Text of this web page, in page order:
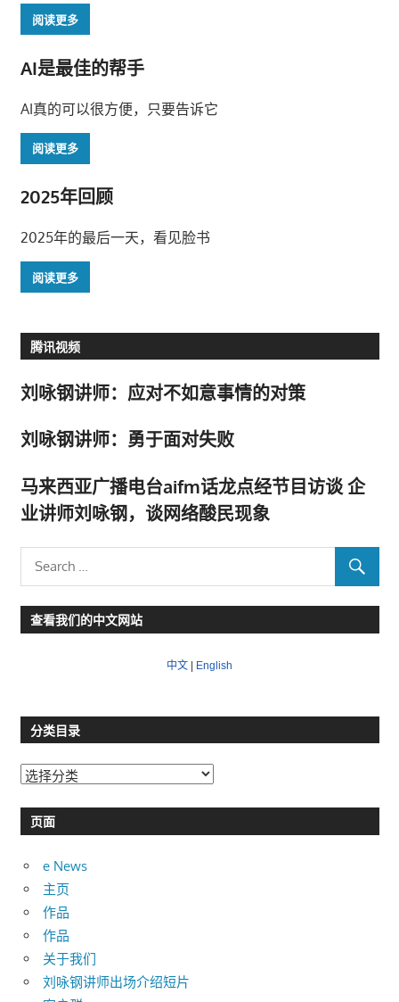
阅读更多
AI是最佳的帮手
AI真的可以很方便，只要告诉它
阅读更多
2025年回顾
2025年的最后一天，看见脸书
阅读更多
腾讯视频
刘咏钢讲师：应对不如意事情的对策
刘咏钢讲师：勇于面对失败
马来西亚广播电台aifm话龙点经节目访谈 企
业讲师刘咏钢，谈网络酸民现象
查看我们的中文网站
中文 English
分类目录
分
目页面
e News
主页
作品
作品
关于我们
刘咏钢讲师出场介绍短片